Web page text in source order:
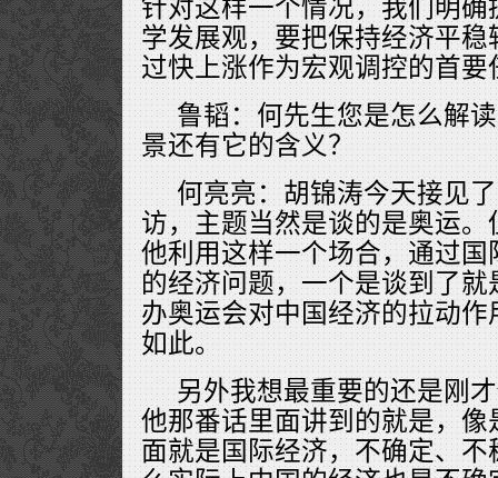
针对这样一个情况，我们明
学发展观，要把保持经济平
过快上涨作为宏观调控的首要
鲁韬：何先生您是怎么解
景还有它的含义？
何亮亮：胡锦涛今天接见
访，主题当然是谈的是奥运
他利用这样一个场合，通过
的经济问题，一个是谈到了
办奥运会对中国经济的拉动
如此。
另外我想最重要的还是刚
他那番话里面讲到的就是，
面就是国际经济，不确定、